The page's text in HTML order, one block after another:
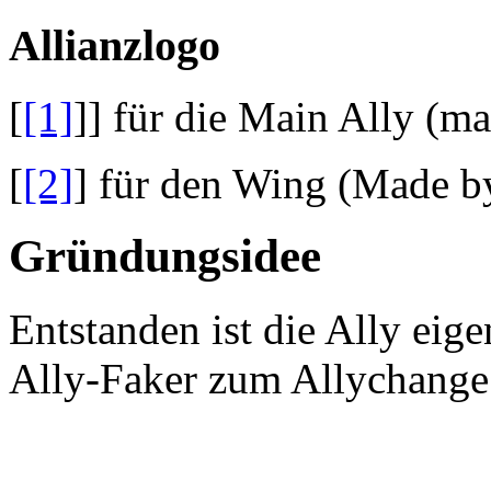
Allianzlogo
[[1]]] für die Main Ally
[[2]] für den Wing (Made
Gründungsidee
Entstanden ist die Ally
Ally-Faker zum